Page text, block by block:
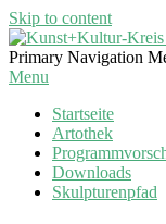
Skip to content
Kunst+Kultur-
Kreis
Primary Navigation
Menu
Startseite
Artothek
Downloads
Skulpturenpfad